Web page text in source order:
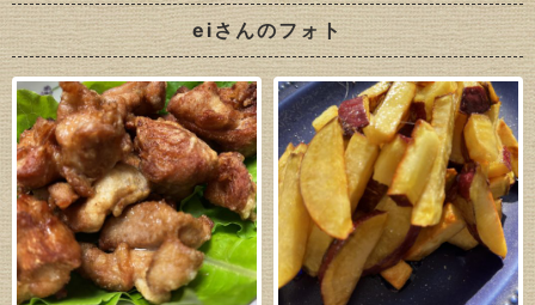
eiさんのフォト